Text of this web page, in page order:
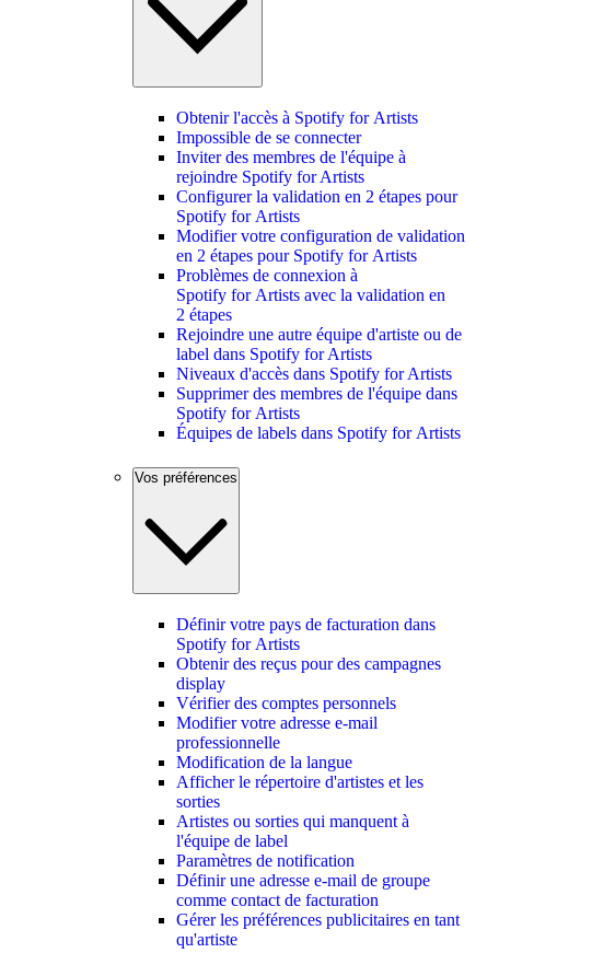
Obtenir l'accès à Spotify for Artists
Impossible de se connecter
Inviter des membres de l'équipe à
rejoindre Spotify for Artists
Configurer la validation en 2 étapes pour
Spotify for Artists
Modifier votre configuration de validation
en 2 étapes pour Spotify for Artists
Problèmes de connexion à
Spotify for Artists avec la validation en
2 étapes
Rejoindre une autre équipe d'artiste ou de
label dans Spotify for Artists
Niveaux d'accès dans Spotify for Artists
Supprimer des membres de l'équipe dans
Spotify for Artists
Équipes de labels dans Spotify for Artists
Vos préférences
Définir votre pays de facturation dans
Spotify for Artists
Obtenir des reçus pour des campagnes
display
Vérifier des comptes personnels
Modifier votre adresse e-mail
professionnelle
Modification de la langue
Afficher le répertoire d'artistes et les
sorties
Artistes ou sorties qui manquent à
l'équipe de label
Paramètres de notification
Définir une adresse e-mail de groupe
comme contact de facturation
Gérer les préférences publicitaires en tant
qu'artiste